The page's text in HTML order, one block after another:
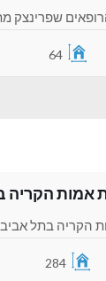
שפרינצק
64
אמות הקריה
הקריה בתל
284